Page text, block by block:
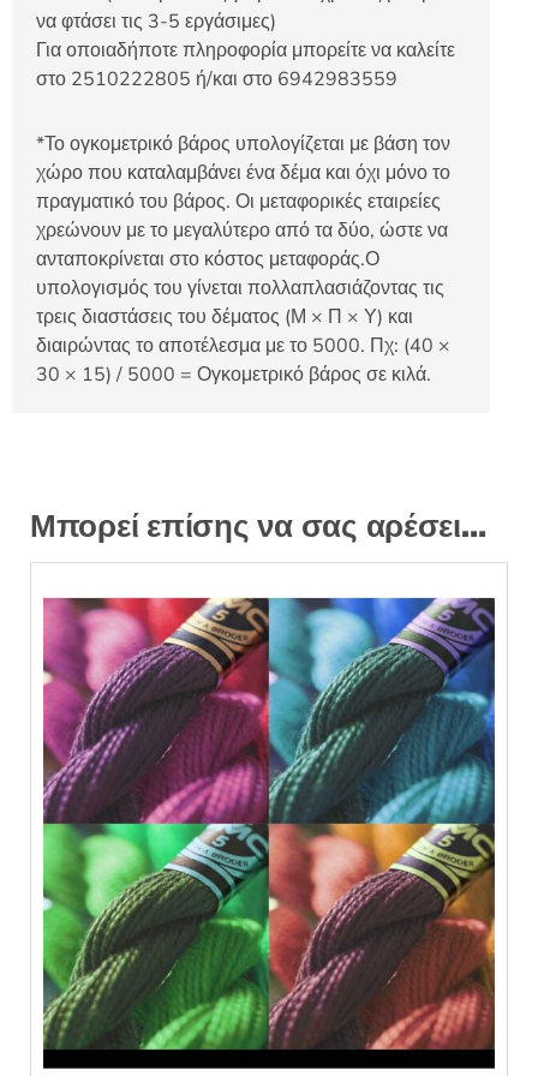
να φτάσει τις 3-5 εργάσιμες)
Για οποιαδήποτε πληροφορία μπορείτε να καλείτε
στο 2510222805 ή/και στο 6942983559
*Το ογκομετρικό βάρος υπολογίζεται με βάση τον
χώρο που καταλαμβάνει ένα δέμα και όχι μόνο το
πραγματικό του βάρος. Οι μεταφορικές εταιρείες
χρεώνουν με το μεγαλύτερο από τα δύο, ώστε να
ανταποκρίνεται στο κόστος μεταφοράς.Ο
υπολογισμός του γίνεται πολλαπλασιάζοντας τις
τρεις διαστάσεις του δέματος (Μ × Π × Υ) και
διαιρώντας το αποτέλεσμα με το 5000. Πχ: (40 ×
30 × 15) / 5000 = Ογκομετρικό βάρος σε κιλά.
Μπορεί επίσης να σας αρέσει…